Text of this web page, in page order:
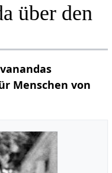
über den
Menschen von